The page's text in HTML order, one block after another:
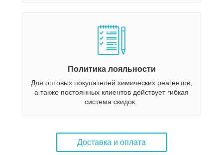
Политика лояльности
Для оптовых покупателей химических реагентов,
а также постоянных клиентов действует гибкая
система скидок.
Доставка и оплата